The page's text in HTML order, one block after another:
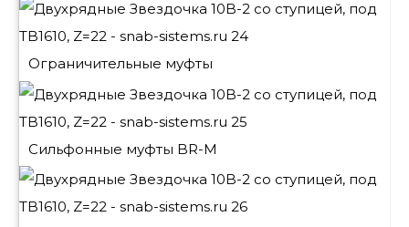
Ограничительные муфты
Сильфонные муфты BR-M